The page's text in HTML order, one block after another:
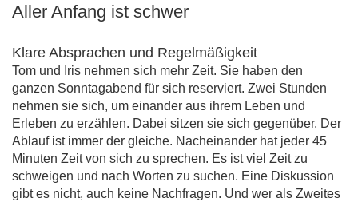
Aller Anfang ist schwer
Klare Absprachen und Regelmäßigkeit
Tom und Iris nehmen sich mehr Zeit. Sie haben den
ganzen Sonntagabend für sich reserviert. Zwei Stunden
nehmen sie sich, um einander aus ihrem Leben und
Erleben zu erzählen. Dabei sitzen sie sich gegenüber. Der
Ablauf ist immer der gleiche. Nacheinander hat jeder 45
Minuten Zeit von sich zu sprechen. Es ist viel Zeit zu
schweigen und nach Worten zu suchen. Eine Diskussion
gibt es nicht, auch keine Nachfragen. Und wer als Zweites